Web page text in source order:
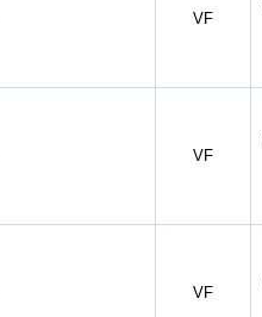
VF
VF
VF